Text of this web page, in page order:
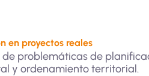
en proyectos reales
de problemáticas de
y ordenamiento territorial.